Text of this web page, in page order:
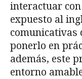
interactuar
expuesto al
ponerlo en
además, este
entorno